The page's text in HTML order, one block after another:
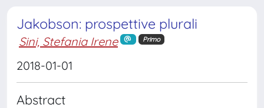
Jakobson: prospettive plurali
Sini, Stefania Irene Primo
2018-01-01
Abstract